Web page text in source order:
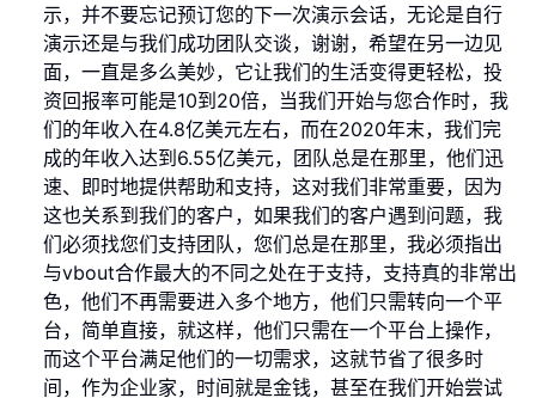
示，并不要忘记预订您的下一次演示会话，无论是自行
演示还是与我们成功团队交谈，谢谢，希望在另一边见
面，一直是多么美妙，它让我们的生活变得更轻松，投
资回报率可能是10到20倍，当我们开始与您合作时，我
们的年收入在4.8亿美元左右，而在2020年末，我们完
成的年收入达到6.55亿美元，团队总是在那里，他们迅
速、即时地提供帮助和支持，这对我们非常重要，因为
这也关系到我们的客户，如果我们的客户遇到问题，我
们必须找您们支持团队，您们总是在那里，我必须指出
与vbout合作最大的不同之处在于支持，支持真的非常出
色，他们不再需要进入多个地方，他们只需转向一个平
台，简单直接，就这样，他们只需在一个平台上操作，
而这个平台满足他们的一切需求，这就节省了很多时
间，作为企业家，时间就是金钱，甚至在我们开始尝试